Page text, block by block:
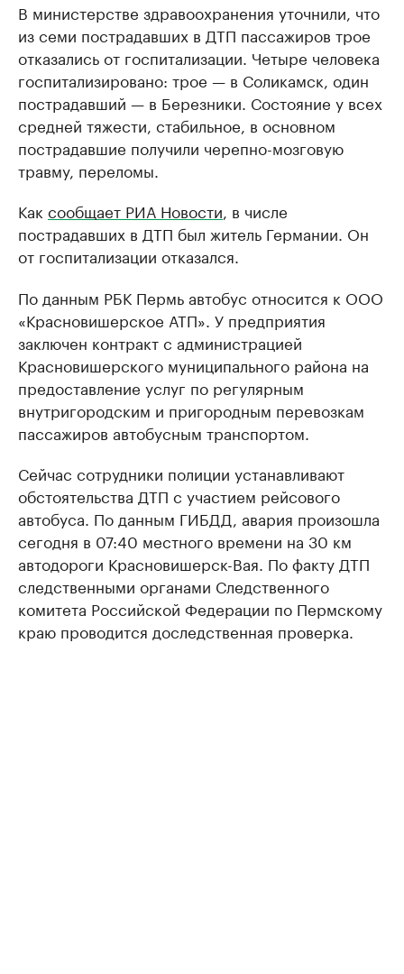
В министерстве здравоохранения уточнили, что
из семи пострадавших в ДТП пассажиров трое
отказались от госпитализации. Четыре человека
госпитализировано: трое — в Соликамск, один
пострадавший — в Березники. Состояние у всех
средней тяжести, стабильное, в основном
пострадавшие получили черепно-мозговую
травму, переломы.
Как сообщает РИА Новости , в числе
пострадавших в ДТП был житель Германии. Он
от госпитализации отказался.
По данным РБК Пермь автобус относится к ООО
«Красновишерское АТП». У предприятия
заключен контракт с администрацией
Красновишерского муниципального района на
предоставление услуг по регулярным
внутригородским и пригородным перевозкам
пассажиров автобусным транспортом.
Сейчас сотрудники полиции устанавливают
обстоятельства ДТП с участием рейсового
автобуса. По данным ГИБДД, авария произошла
сегодня в 07:40 местного времени на 30 км
автодороги Красновишерск-Вая. По факту ДТП
следственными органами Следственного
комитета Российской Федерации по Пермскому
краю проводится доследственная проверка.